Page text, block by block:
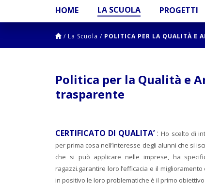
HOME LA SCUOLA PROGETTI
/ La Scuola / POLITICA PER LA QUALITÀ E
Politica per la Qualità e
trasparente
CERTIFICATO DI QUALITA’:Ho scelto di
per prima cosa nell’interesse degli alunni che si
che si può applicare nelle imprese, ha
ragazzi.garantire loro l’efficacia e il
in positivo le loro problematiche è il primo